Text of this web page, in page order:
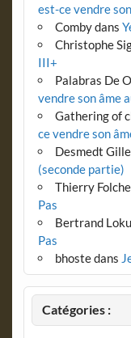
est-ce vendre
Combydans
Christophe
III+
Palabras De
vendre son âme
Gathering of
ce vendre son
Desmedt
(seconde partie)
Thierry
Pas
Bertrand
Pas
bhostedans
Catégories :